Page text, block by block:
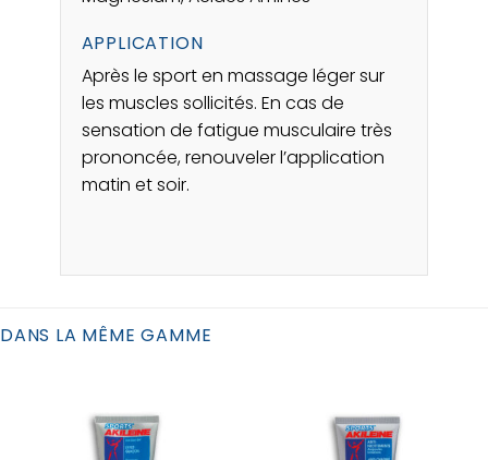
APPLICATION
Après le sport en massage léger sur
les muscles sollicités. En cas de
sensation de fatigue musculaire très
prononcée, renouveler l’application
matin et soir.
DANS LA MÊME GAMME